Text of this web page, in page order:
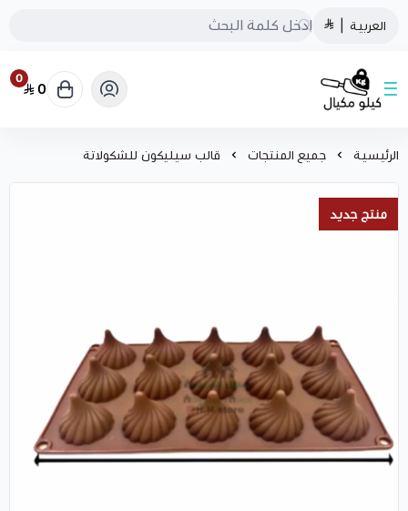
العربية
كيلو مكيال
0
0
الرئيسية جميع المنتجات قالب سيليكون للشكولاتة
منتج جديد